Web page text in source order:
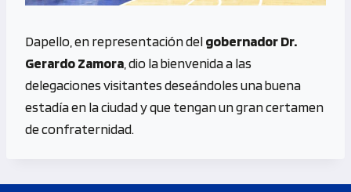
Dapello, en representación delgobernador Dr.
Gerardo Zamora , dio la bienvenida a las
delegaciones visitantes deseándoles una buena
estadía en la ciudad y que tengan un gran certamen
de confraternidad.